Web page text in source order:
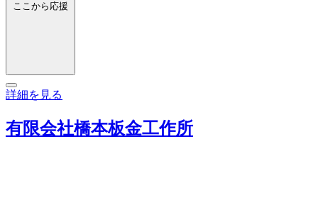
ここから応援
詳細を見る
有限会社橋本板金工作所